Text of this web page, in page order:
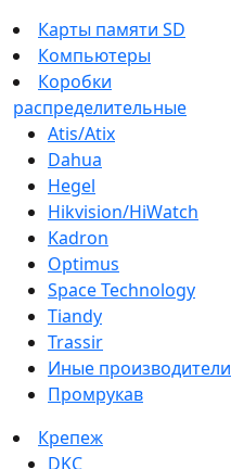
Карты памяти SD
Компьютеры
Коробки
распределительные
Atis/Atix
Dahua
Hegel
Hikvision/HiWatch
Kadron
Optimus
Space Technology
Tiandy
Trassir
Иные производители
Промрукав
Крепеж
DKC